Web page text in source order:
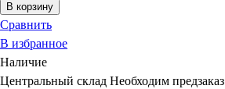
В корзину
Сравнить
В избранное
Наличие
Центральный склад Необходим предзаказ